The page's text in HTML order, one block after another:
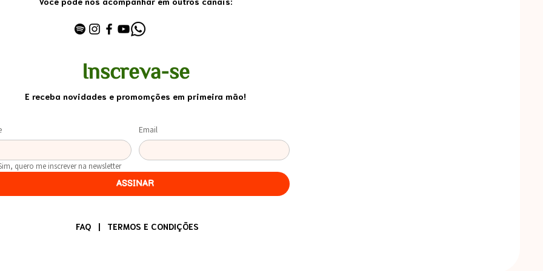
Inscreva-se
E receba novidades e promomções em primeira mão!
Email
quero me inscrever na newsletter
ASSINAR
FAQ| TERMOS E CONDIÇÕES